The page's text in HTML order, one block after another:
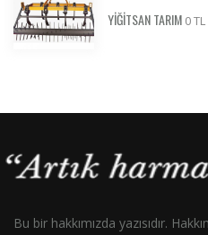
YİĞİTSAN TARIM 0 TL
Bu bir hakkımızda yazısıdır.